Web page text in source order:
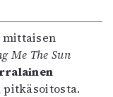
mittaisen
Me The Sun